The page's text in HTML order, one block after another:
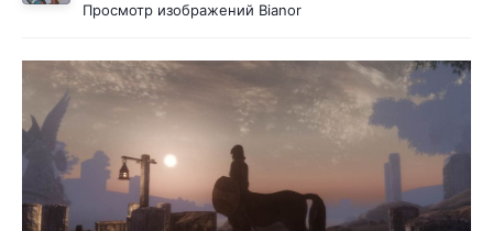
Просмотр изображений Bianor